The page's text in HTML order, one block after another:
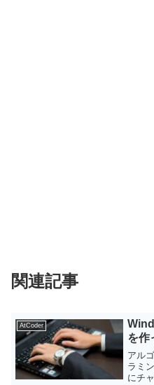
関連記事
AtCoder
を作
アル
ラミ
にチ